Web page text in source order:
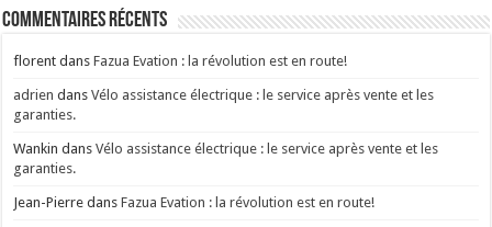
Commentaires récents
florent dansFazua Evation : la révolution est en route!
adrien dansVélo assistance électrique : le service après vente et les
garanties.
Wankin dansVélo assistance électrique : le service après vente et les
garanties.
Jean-Pierre dansFazua Evation : la révolution est en route!